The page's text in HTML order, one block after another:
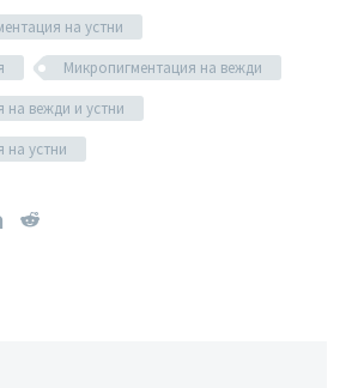
на устни
Микропигментация на вежди
на вежди и устни
на устни